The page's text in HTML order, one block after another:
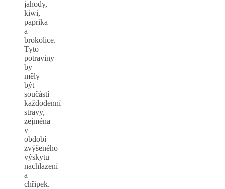
jahody,
kiwi,
paprika
a
brokolice.
Tyto
potraviny
by
měly
být
součástí
každodenní
stravy,
zejména
v
období
zvýšeného
výskytu
nachlazení
a
chřipek.